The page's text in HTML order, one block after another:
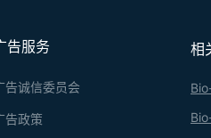
相
告服务
告诚信委员会
告政策